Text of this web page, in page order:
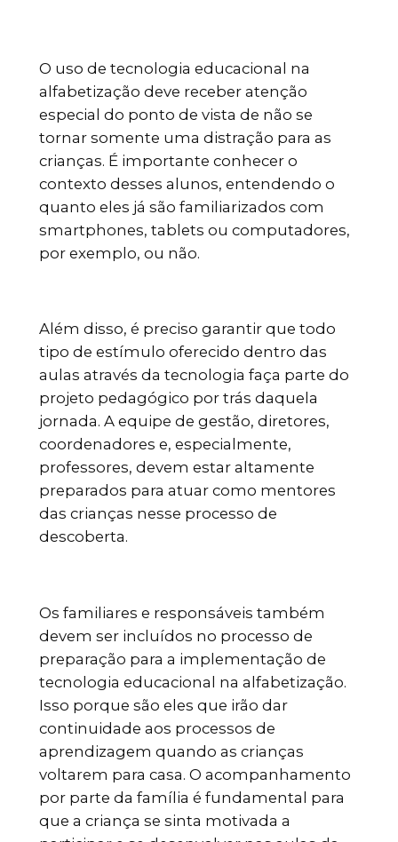
O uso de tecnologia educacional na
alfabetização deve receber atenção
especial do ponto de vista de não se
tornar somente uma distração para as
crianças. É importante conhecer o
contexto desses alunos, entendendo o
quanto eles já são familiarizados com
smartphones, tablets ou computadores,
por exemplo, ou não.
Além disso, é preciso garantir que todo
tipo de estímulo oferecido dentro das
aulas através da tecnologia faça parte do
projeto pedagógico por trás daquela
jornada. A equipe de gestão, diretores,
coordenadores e, especialmente,
professores, devem estar altamente
preparados para atuar como mentores
das crianças nesse processo de
descoberta.
Os familiares e responsáveis também
devem ser incluídos no processo de
preparação para a implementação de
tecnologia educacional na alfabetização.
Isso porque são eles que irão dar
continuidade aos processos de
aprendizagem quando as crianças
voltarem para casa. O acompanhamento
por parte da família é fundamental para
que a criança se sinta motivada a